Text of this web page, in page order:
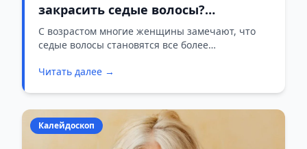
закрасить седые волосы?
Парикмахер подсказал решение
проблемы
С возрастом многие женщины замечают, что
седые волосы становятся все более
Читать далее →
Калейдоскоп